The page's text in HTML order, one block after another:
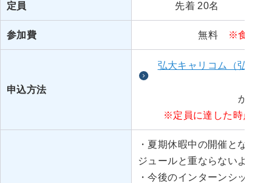
定員 先着 20名
参加費 無料 ※食事代
申込方法
弘大キャリコム（弘前大
から
※定員に達した時点で
・夏期休暇中の開催となり
ジュールと重ならないようご
・今後のインターンシップ